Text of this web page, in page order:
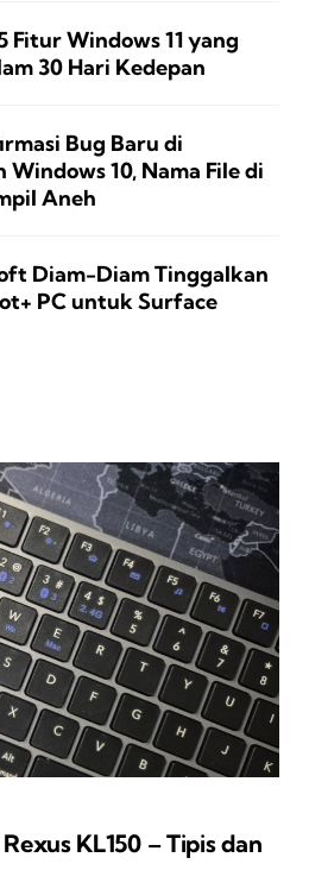
Fitur Windows 11 yang
30 Hari Kedepan
Bug Baru di
Windows 10, Nama File di
Aneh
Diam-Diam Tinggalkan
PC untuk Surface
KL150 – Tipis dan